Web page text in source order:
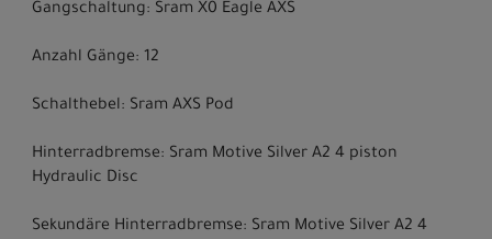
Gangschaltung: Sram X0 Eagle AXS
Anzahl Gänge: 12
Schalthebel: Sram AXS Pod
Hinterradbremse: Sram Motive Silver A2 4 piston
Hydraulic Disc
Sekundäre Hinterradbremse: Sram Motive Silver A2 4